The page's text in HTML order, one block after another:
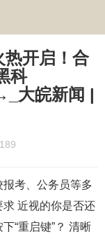
热开启！合
科
大皖新闻 |
考、公务员等多
近视的你是否还
“重启键”？ 清晰